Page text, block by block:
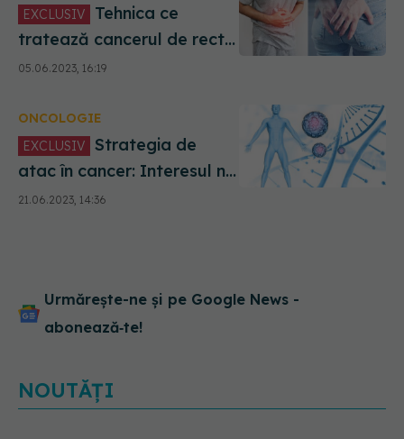
abdomen
EXCLUSIV
tratează cancerul de rect.
Buliga: Are rezultate
extraordinare. Așa ceva
05.06.2023, 16:19
ONCOLOGIE
EXCLUSIV
atac în cancer: Interesul nu
este să operezi, ci să
tratezi. Regula ar fi ca
peste 10-15 ani e negru
21.06.2023, 14:36
Urmărește-ne și pe Google News -
abonează‑te!
NOUTĂȚI